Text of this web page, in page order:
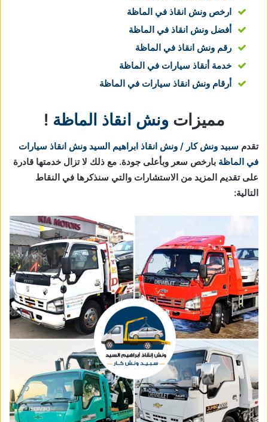
ارخص ونش انقاذ في الماظة
أفضل ونش انقاذ في الماظة
رقم ونش انقاذ في الماظة
خدمة أنقاذ سيارات في الماظة
أرقام ونش انقاذ سيارات في الماظة
مميزات ونش انقاذ الماظة !
تقدم سبيد ونش كار / ونش انقاذ ابراهيم السيد ونش انقاذ سيارات
في الماظة بارخص سعر وبأعلى جودة. مع ذلك لا تزال خدمتها قادرة
على تقديم المزيد من الاستشارات والتي سنذكرها في النقاط
التالية: